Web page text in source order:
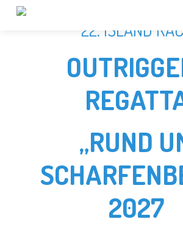
22. ISLAND
„RUND
2027